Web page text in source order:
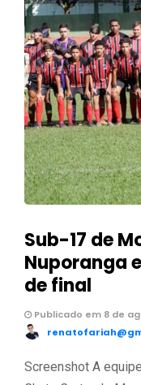
Sub-17 de
Nuporanga
de final
Publicado em 8 de
Screenshot A